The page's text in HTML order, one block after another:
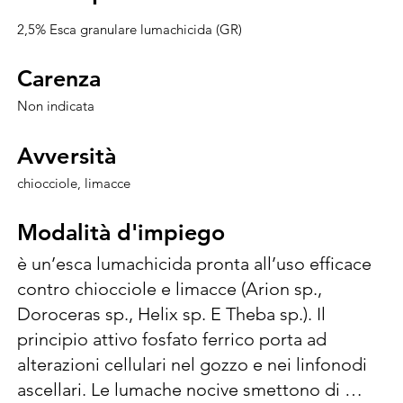
2,5% Esca granulare lumachicida (GR)
Carenza
Carenza
Non indicata
Avversità
Avversità
chiocciole, limacce
Modalità d'impiego
Modalità d'impiego
è un’esca lumachicida pronta all’uso efficace
contro chiocciole e limacce (Arion sp.,
Doroceras sp., Helix sp. E Theba sp.). Il
principio attivo fosfato ferrico porta ad
alterazioni cellulari nel gozzo e nei linfonodi
ascellari. Le lumache nocive smettono di